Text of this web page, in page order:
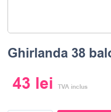
Ghirlanda 38
43 lei TVA inclus